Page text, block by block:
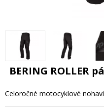
BERING ROLLER
Celoročné motocyklové